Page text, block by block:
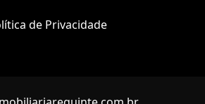
de Privacidade